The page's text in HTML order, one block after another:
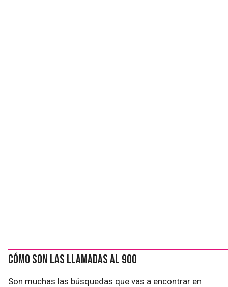
Cómo son las llamadas al 900
Son muchas las búsquedas que vas a encontrar en